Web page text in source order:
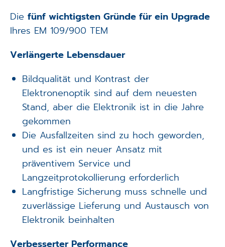
Die fünf wichtigsten Gründe für ein Upgrade
Ihres EM 109/900 TEM
Verlängerte Lebensdauer
Bildqualität und Kontrast der
Elektronenoptik sind auf dem neuesten
Stand, aber die Elektronik ist in die Jahre
gekommen
Die Ausfallzeiten sind zu hoch geworden,
und es ist ein neuer Ansatz mit
präventivem Service und
Langzeitprotokollierung erforderlich
Langfristige Sicherung muss schnelle und
zuverlässige Lieferung und Austausch von
Elektronik beinhalten
Verbesserter Performance